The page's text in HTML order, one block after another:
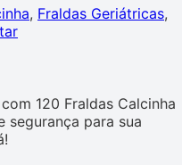
, Fraldas Geriátricas,
120 Fraldas Calcinha
segurança para sua